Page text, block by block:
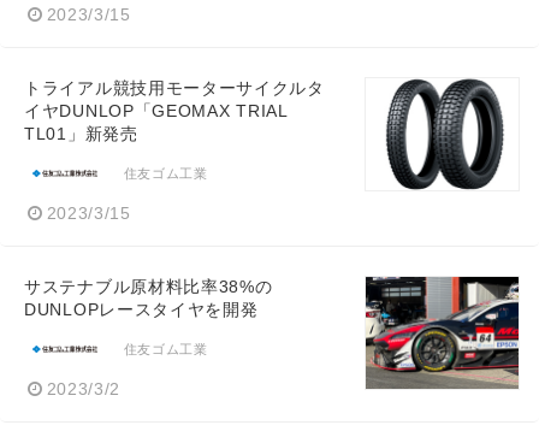
2023/3/15
トライアル競技用モーターサイクルタ
イヤDUNLOP「GEOMAX TRIAL
TL01」新発売
住友ゴム工業
2023/3/15
サステナブル原材料比率38%の
DUNLOPレースタイヤを開発
住友ゴム工業
2023/3/2